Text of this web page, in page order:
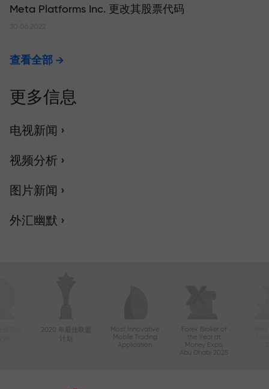
Meta Platforms Inc. 更改其股票代码
30.06.2022
查看全部
更多信息
电视新闻 ›
视频分析 ›
图片新闻 ›
外汇幽默 ›
2020 年最佳联盟
Most Innovative
Mobile Trading
Application
Forex Broker of
the Year at
Money Expo
Abu Dhabi 2025